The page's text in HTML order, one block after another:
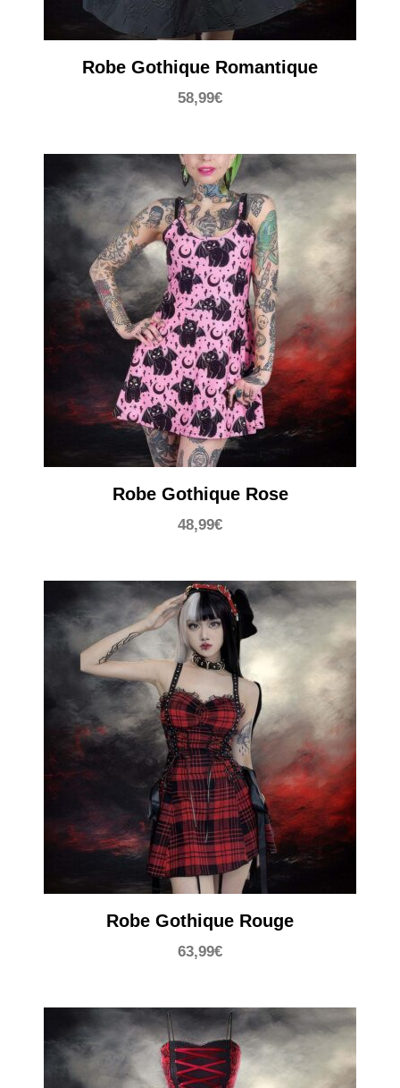
Robe Gothique Romantique
58,99€
Robe Gothique Rose
48,99€
Robe Gothique Rouge
63,99€